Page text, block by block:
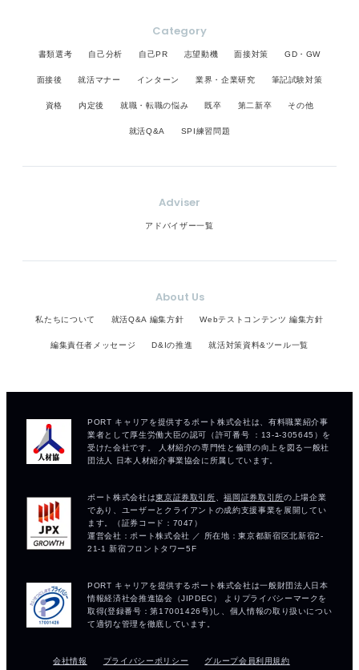
Category
書類選考 自己分析 自己PR 志望動機 面接対策 GD・GW
面接後 就活マナー インターン 業界・企業研究 筆記試験対策
資格 内定後 就職・転職の悩み 既卒 第二新卒 その他
就活Q&A SPI練習問題
Adviser
アドバイザー一覧
About Us
私たちについて 就活Q&A 編集方針 Webテストコンテンツ 編集方針
編集責任者メッセージ D&Iの推進 就活対策資料&ツール一覧
会社情報 プライバシーポリシー グループ会員利用規約